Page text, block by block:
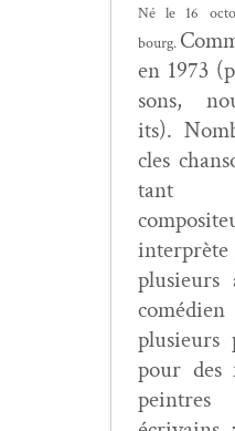
Né le 16
bourg.
en 1973
sons,
its).
cles
tant
interprète
plusieurs
plusieurs
pour des